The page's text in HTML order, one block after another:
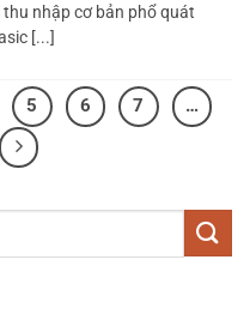
nhập cơ bản phổ quát
[...]
5 6 7
…